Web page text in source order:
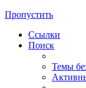
Пропустить
Ссылки
Поиск
Темы